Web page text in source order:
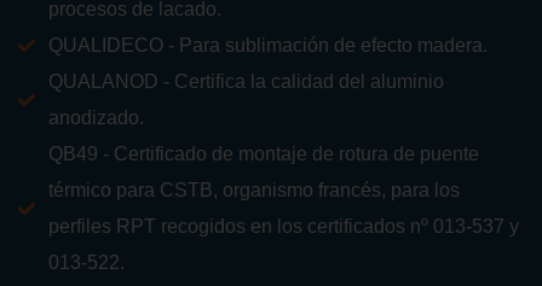
procesos de lacado.
QUALIDECO - Para sublimación de efecto madera.
QUALANOD - Certifica la calidad del aluminio
anodizado.
QB49 - Certificado de montaje de rotura de puente
térmico para CSTB, organismo francés, para los
perfiles RPT recogidos en los certificados nº 013-537 y
013-522.